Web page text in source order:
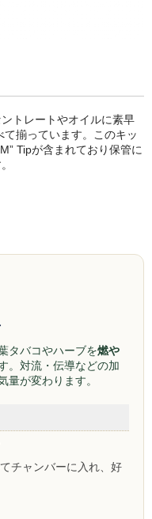
トレートやオイルに素早
揃っています。このキッ
Tipが含まれており保管に
タバコやハーブを燃や
。対流・伝導などの加
量が変わります。
チャンバーに入れ、好